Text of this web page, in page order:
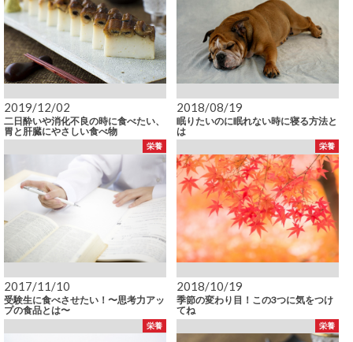
2019/12/02
二日酔いや消化不良の時に食べたい、
胃と肝臓にやさしい食べ物
2018/08/19
眠りたいのに眠れない時に寝る方法と
は
栄養
2017/11/10
受験生に食べさせたい！〜思考力アッ
プの食品とは〜
栄養
2018/10/19
季節の変わり目！この3つに気をつけ
てね
栄養 栄養